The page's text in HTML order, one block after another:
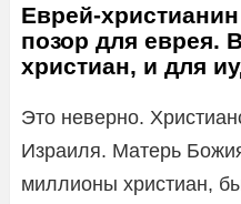
Еврей-
позор для еврея.
хри­стиан, и для
Это неверно.
Изра­иля. Матерь
мил­ли­оны хри­стиан,